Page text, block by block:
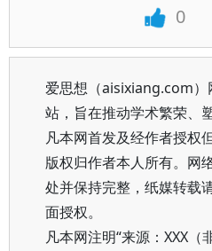
0
爱思想（aisixiang.com）
站，旨在推动学术繁荣、
凡本网首发及经作者授权
版权归作者本人所有。网
处并保持完整，纸媒转载
面授权。
凡本网注明“来源：XXX（